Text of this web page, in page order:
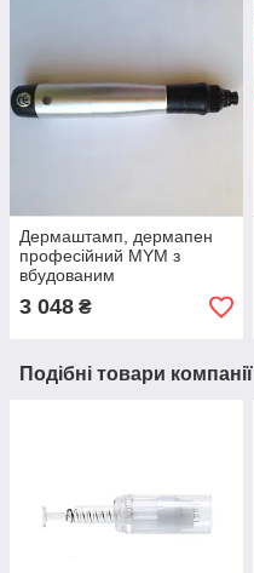
Дермаштамп, дермапен
професійний MYM з
вбудованим
акумулятором + 3 насадки
і концентрат в подарунок
3 048 ₴
Подібні товари компанії